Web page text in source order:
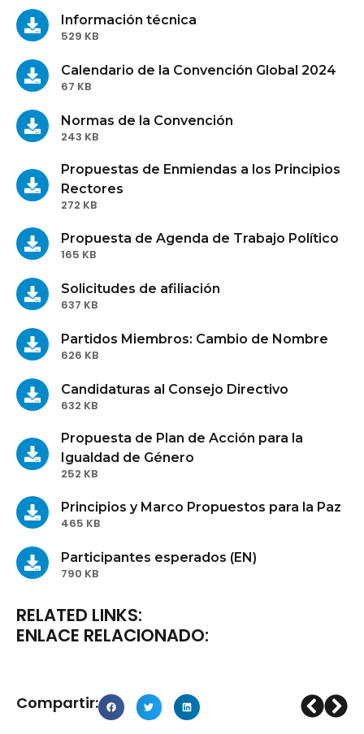
Información técnica
529 KB
Calendario de la Convención Global 2024
67 KB
Normas de la Convención
243 KB
Propuestas de Enmiendas a los Principios
Rectores
272 KB
Propuesta de Agenda de Trabajo Político
165 KB
Solicitudes de afiliación
637 KB
Partidos Miembros: Cambio de Nombre
626 KB
Candidaturas al Consejo Directivo
632 KB
Propuesta de Plan de Acción para la
Igualdad de Género
252 KB
Principios y Marco Propuestos para la Paz
465 KB
Participantes esperados (EN)
790 KB
RELATED LINKS:
ENLACE RELACIONADO:
Compartir: